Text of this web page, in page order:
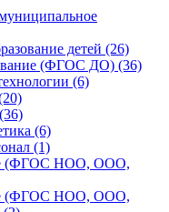
детей (26)
(ФГОС ДО) (36)
(6)
(6)
(1)
(ФГОС НОО, ООО,
(ФГОС НОО, ООО,